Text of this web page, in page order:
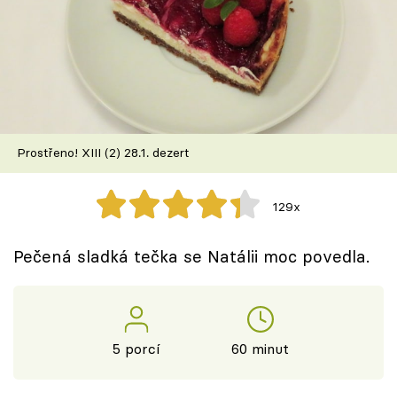
Škola vaření
Recepty z TV
Speciál: Cuketa
Prostřeno! XIII (2) 28.1. dezert
129x
Pečená sladká tečka se Natálii moc povedla.
5 porcí 60 minut